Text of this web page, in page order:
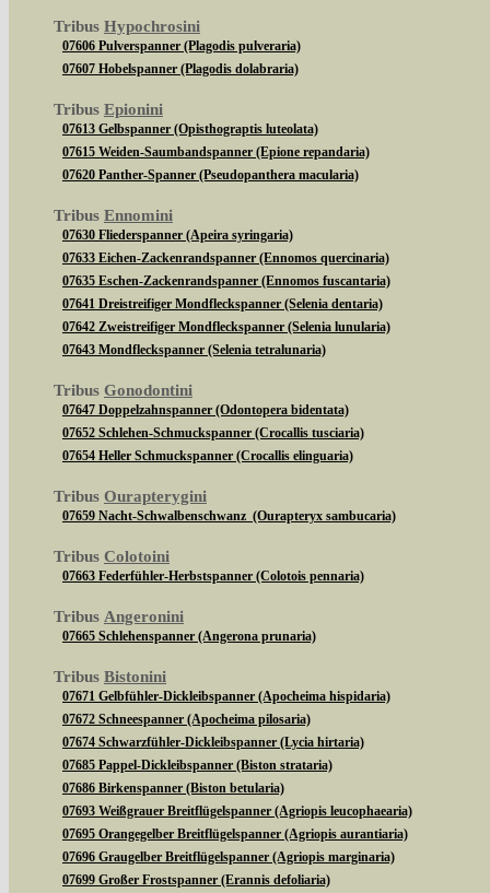
Tribus Hypochrosini
07606 Pulverspanner (Plagodis pulveraria)
07607 Hobelspanner (Plagodis dolabraria)
Tribus Epionini
07613 Gelbspanner (Opisthograptis luteolata)
07615 Weiden-Saumbandspanner (Epione repandaria)
07620 Panther-Spanner (Pseudopanthera macularia)
Tribus Ennomini
07630 Fliederspanner (Apeira syringaria)
07633 Eichen-Zackenrandspanner (Ennomos quercinaria)
07635 Eschen-Zackenrandspanner (Ennomos fuscantaria)
07641 Dreistreifiger Mondfleckspanner (Selenia dentaria)
07642 Zweistreifiger Mondfleckspanner (Selenia lunularia)
07643 Mondfleckspanner (Selenia tetralunaria)
Tribus Gonodontini
07647 Doppelzahnspanner (Odontopera bidentata)
07652 Schlehen-Schmuckspanner (Crocallis tusciaria)
07654 Heller Schmuckspanner (Crocallis elinguaria)
Tribus Ourapterygini
07659 Nacht-Schwalbenschwanz (Ourapteryx sambucaria)
Tribus Colotoini
07663 Federfühler-Herbstspanner (Colotois pennaria)
Tribus Angeronini
07665 Schlehenspanner (Angerona prunaria)
Tribus Bistonini
07671 Gelbfühler-Dickleibspanner (Apocheima hispidaria)
07672 Schneespanner (Apocheima pilosaria)
07674 Schwarzfühler-Dickleibspanner (Lycia hirtaria)
07685 Pappel-Dickleibspanner (Biston strataria)
07686 Birkenspanner (Biston betularia)
07693 Weißgrauer Breitflügelspanner (Agriopis leucophaearia)
07695 Orangegelber Breitflügelspanner (Agriopis aurantiaria)
07696 Graugelber Breitflügelspanner (Agriopis marginaria)
07699 Großer Frostspanner (Erannis defoliaria)